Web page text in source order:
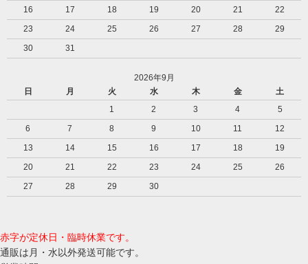
16
17 18 19 20 21
22
23
24 25 26 27 28
29
30
31
2026年9月
日
月 火 水 木 金
土
1
2 3 4
5
6
7 8 9 10 11
12
13
14 15 16 17 18
19
20
21 22 23 24 25
26
27
28 29 30
赤字が定休日・臨時休業です。
通販は月・水以外発送可能です。